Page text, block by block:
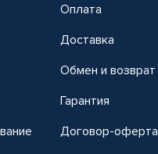
Оплата
Доставка
Обмен и возврат
Гарантия
Договор-оферта